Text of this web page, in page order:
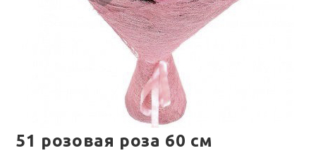
51 розовая роза 60 см